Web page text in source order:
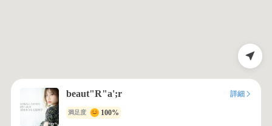
beaut"R"a';r 詳細
満足度 100%